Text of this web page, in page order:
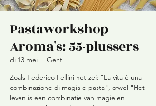
Pastaworkshop
Aroma's: 55-plussers
di 13 mei
  |
Gent
Zoals Federico Fellini het zei: "La vita è una
combinazione di magia e pasta", ofwel "Het
leven is een combinatie van magie en